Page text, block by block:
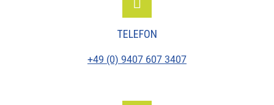
TELEFON
+49 (0) 9407 607 3407